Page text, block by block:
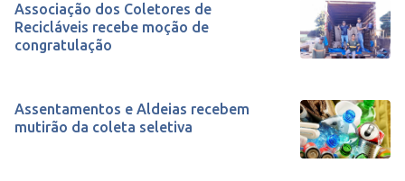
Associação dos Coletores de
Recicláveis recebe moção de
congratulação
Assentamentos e Aldeias recebem
mutirão da coleta seletiva